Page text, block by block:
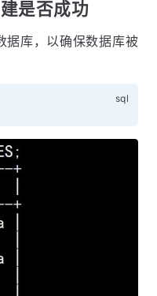
是否成功
据库，以确保数据库被